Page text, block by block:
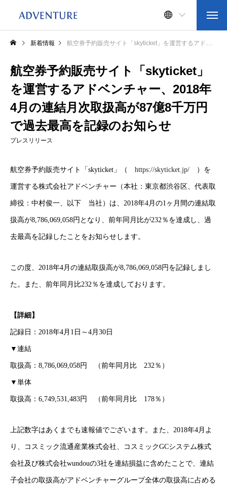
新着情報 航空券予約販売サイト「skyticket」を運営するアドベンチャー、2018年4月の連結月次取扱高が87億8千万円で過去最高を記録のお知らせ
航空券予約販売サイト「skyticket」
を運営するアドベンチャー、2018年
4月の連結月次取扱高が87億8千万円
で過去最高を記録のお知らせ
プレスリリース
航空券予約販売サイト「skyticket」（ https://skyticket.jp/ ）を
運営する株式会社アドベンチャー（本社：東京都渋谷区、代表取
締役：中村俊一、以下 当社）は、2018年4月の1ヶ月間の連結取
扱高が8,786,069,058円となり、前年同月比が232％を達成し、過
去最高を記録したことをお知らせします。
この度、2018年4月の連結取扱高が8,786,069,058円を記録しまし
た。また、前年同月比232％を達成しております。
【詳細】
記録日：2018年4月1日～4月30日
▼連結
取扱高：8,786,069,058円 （前年同月比 232％）
▼単体
取扱高：6,749,531,483円 （前年同月比 178％）
上記数字はあくまでも速報値でございます。また、2018年4月よ
り、コスミック流通産業株式会社、コスミックGCシステム株式
会社及び株式会社wundouの3社を連結損益に含めたことで、連結
子会社の取扱高がアドベンチャーグループ全体の取扱高に占める